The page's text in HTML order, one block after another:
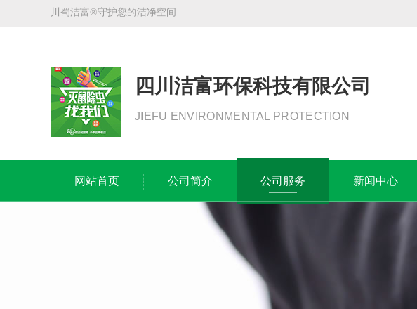
川蜀洁富®守护您的洁净空间
四川洁富环保科技有限公司
JIEFU ENVIRONMENTAL PROTECTION
网站首页 公司简介 公司服务 新闻中心